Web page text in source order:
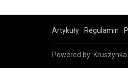
Artykuły Regulamin
Powered by: Kruszynka